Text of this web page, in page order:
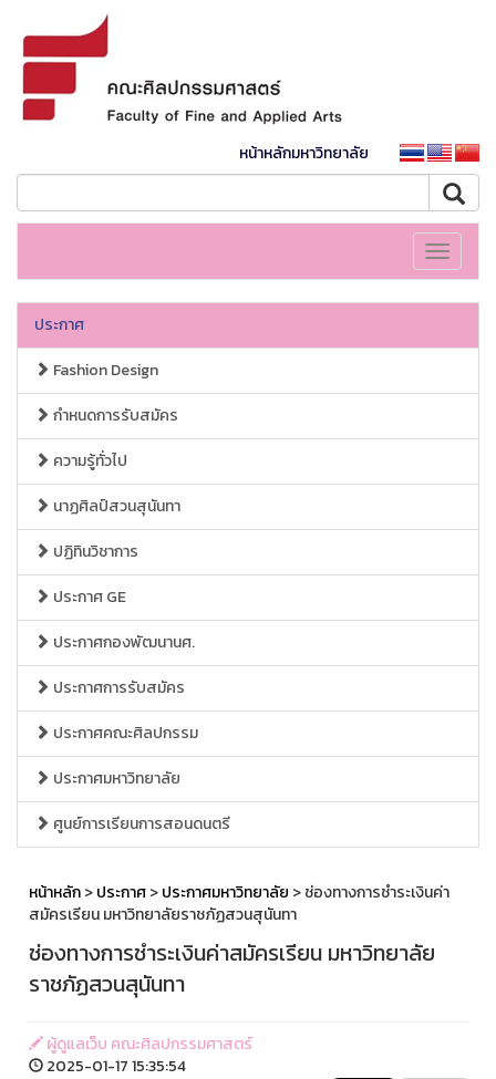
หน้าหลักมหาวิทยาลัย
Toggle
ประกาศ
Fashion Design
กำหนดการรับสมัคร
ความรู้ทั่วไป
นาฏศิลป์สวนสุนันทา
ปฏิทินวิชาการ
ประกาศ GE
ประกาศกองพัฒนานศ.
ประกาศการรับสมัคร
ประกาศคณะศิลปกรรม
ประกาศมหาวิทยาลัย
ศูนย์การเรียนการสอนดนตรี
หน้าหลัก>ประกาศ>ประกาศมหาวิทยาลัย > ช่องทางการชำระเงินค่า
สมัครเรียน มหาวิทยาลัยราชภัฏสวนสุนันทา
ช่องทางการชำระเงินค่าสมัครเรียน มหาวิทยาลัย
ราชภัฏสวนสุนันทา
ผู้ดูแลเว็บ คณะศิลปกรรมศาสตร์
2025-01-17 15:35:54